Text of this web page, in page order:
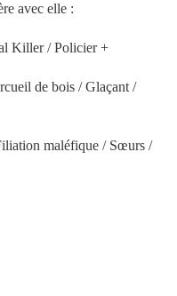
avec elle :
Killer / Policier +
de bois / Glaçant /
maléfique / Sœurs /